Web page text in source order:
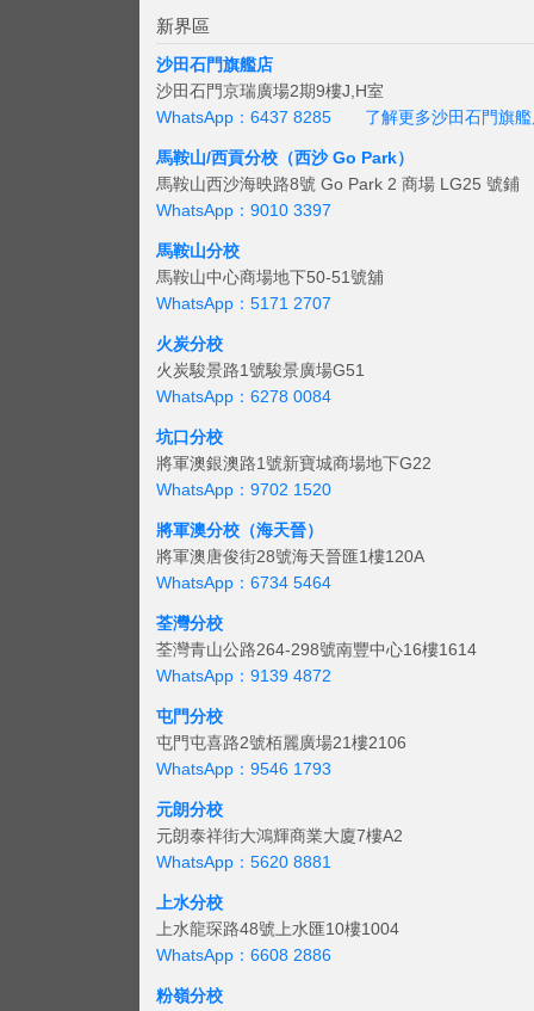
新界區
沙田石門旗艦店
沙田石門京瑞廣場2期9樓J,H室
WhatsApp：6437 8285
了解更多沙田石門旗
馬鞍山/西貢分校（西沙 Go Park）
馬鞍山西沙海映路8號 Go Park 2 商場 LG25 號鋪
WhatsApp：9010 3397
馬鞍山分校
馬鞍山中心商場地下50-51號舖
WhatsApp：5171 2707
火炭分校
火炭駿景路1號駿景廣場G51
WhatsApp：6278 0084
坑口分校
將軍澳銀澳路1號新寶城商場地下G22
WhatsApp：9702 1520
將軍澳分校（海天晉）
將軍澳唐俊街28號海天晉匯1樓120A
WhatsApp：6734 5464
荃灣分校
荃灣青山公路264-298號南豐中心16樓1614
WhatsApp：9139 4872
屯門分校
屯門屯喜路2號栢麗廣場21樓2106
WhatsApp：9546 1793
元朗分校
元朗泰祥街大鴻輝商業大廈7樓A2
WhatsApp：5620 8881
上水分校
上水龍琛路48號上水匯10樓1004
WhatsApp：6608 2886
粉嶺分校